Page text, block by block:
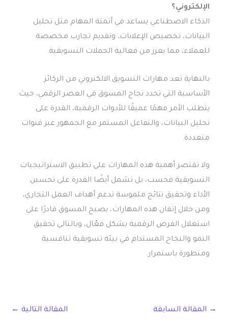
الإلكتروني؟
الذكاء الاصطناعي يساعد في أتمتة المهام مثل تحليل
البيانات، تخصيص الإعلانات، وتقديم تجارب مخصصة
للعملاء، مما يعزز من فعالية الحملات التسويقية.
بالنهاية تعد مهارات التسويق الالكتروني من الركائز
الأساسية التي تحدد نجاح المسوق في العصر الرقمي، حيث
يتطلب الأمر فهمًا عميقًا للأدوات الرقمية، القدرة على
تحليل البيانات، والتفاعل المستمر مع الجمهور عبر قنوات
متعددة.
ولا تقتصر أهمية هذه المهارات على تطبيق الاستراتيجيات
التسويقية فحسب، بل تشمل أيضًا القدرة على تحسين
الأداء وتحقيق نتائج ملموسة تدعم أهداف العمل التجاري،
ومن خلال إتقان هذه المهارات، يصبح المسوق قادرًا على
استغلال الفرص الرقمية بشكل فعّال، وبالتالي تحقيق
النمو والنجاح المستدام في بيئة تسويقية تنافسية
ومتطورة باستمرار.
→ المقالة السابقة المقالة التالية ←